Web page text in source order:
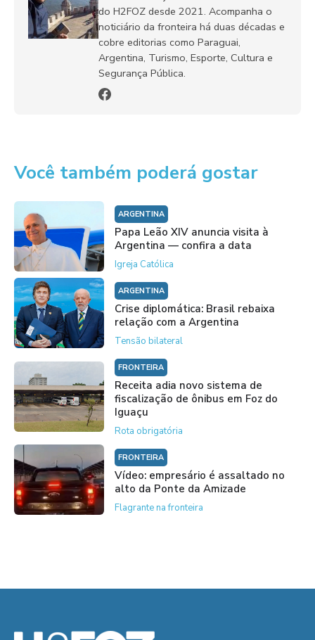
do H2FOZ desde 2021. Acompanha o
noticiário da fronteira há duas décadas e
cobre editorias como Paraguai,
Argentina, Turismo, Esporte, Cultura e
Segurança Pública.
Você também poderá gostar
ARGENTINA
Papa Leão XIV anuncia visita à
Argentina — confira a data
Igreja Católica
ARGENTINA
Crise diplomática: Brasil rebaixa
relação com a Argentina
Tensão bilateral
FRONTEIRA
Receita adia novo sistema de
fiscalização de ônibus em Foz do
Iguaçu
Rota obrigatória
FRONTEIRA
Vídeo: empresário é assaltado no
alto da Ponte da Amizade
Flagrante na fronteira